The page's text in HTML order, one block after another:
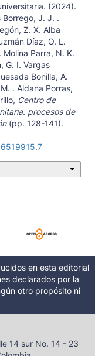
(2024).
Borrego, J. J. .
Z. X. Alba
Díaz, O. L.
Parra, N. K.
G. I. Vargas
Bonilla, A.
. Aldana Porras,
Centro de
procesos de
(pp. 128-141).
en esta editorial
declarados por la
otro propósito ni
14 sur No. 14 - 23